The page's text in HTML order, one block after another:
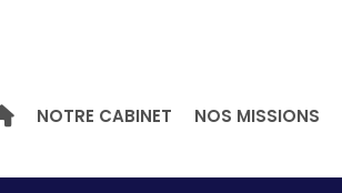
NOTRE CABINET NOS MISSIONS